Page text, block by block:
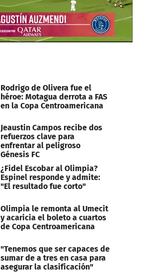
Rodrigo de Olivera fue el
héroe: Motagua derrota a FAS
en la Copa Centroamericana
Jeaustin Campos recibe dos
refuerzos clave para
enfrentar al peligroso
Génesis FC
¿Fidel Escobar al Olimpia?
Espinel responde y admite:
"El resultado fue corto"
Olimpia le remonta al Umecit
y acaricia el boleto a cuartos
de Copa Centroamericana
"Tenemos que ser capaces de
sumar de a tres en casa para
asegurar la clasificación"